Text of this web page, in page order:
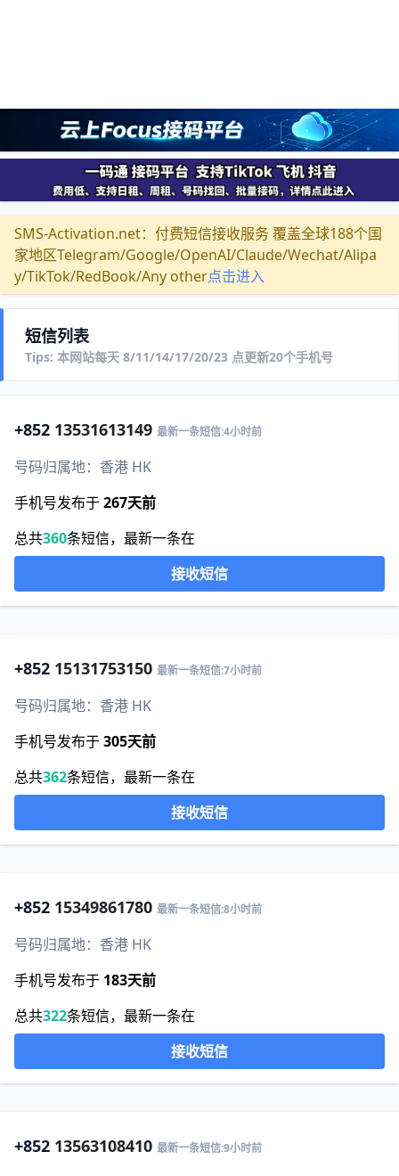
SMS-Activation.net：付费短信接收服务 覆盖全球188个国
家地区Telegram/Google/OpenAI/Claude/Wechat/Alipa
y/TikTok/RedBook/Any other点击进入
短信列表
Tips: 本网站每天 8/11/14/17/20/23 点更新20个手机号
+852 13531613149 最新一条短信:4小时前
号码归属地：香港 HK
手机号发布于267天前
总共360条短信，最新一条在
接收短信
+852 15131753150 最新一条短信:7小时前
号码归属地：香港 HK
手机号发布于305天前
总共362条短信，最新一条在
接收短信
+852 15349861780 最新一条短信:8小时前
号码归属地：香港 HK
手机号发布于 183天前
总共322条短信，最新一条在
接收短信
+852 13563108410 最新一条短信:9小时前